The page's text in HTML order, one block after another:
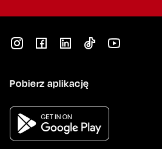
Pobierz aplikację